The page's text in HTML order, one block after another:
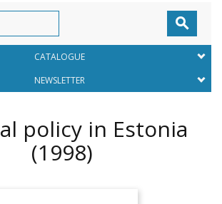

CATALOGUE
NEWSLETTER
policy in Estonia
(1998)